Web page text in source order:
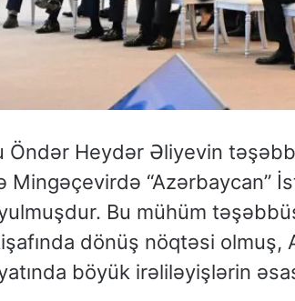
Öndər Heydər Əliyevin
Mingəçevirdə “Azərbaycan”
Bu mühüm
dönüş nöqtəsi olmuş,
böyük irəliləyişlərin